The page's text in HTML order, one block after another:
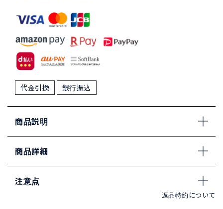
代金引換 銀行振込
商品説明
商品詳細
注意点
返品特約について